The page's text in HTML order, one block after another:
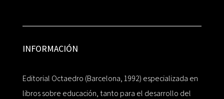
INFORMACIÓN
Editorial Octaedro (Barcelona, 1992) especializada en
libros sobre educación, tanto para el desarrollo del